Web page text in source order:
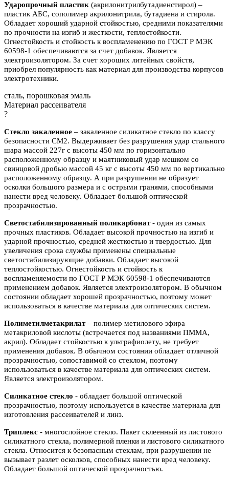
Ударопрочный пластик (акрилонитрилбутадиенстирол) –
пластик АБС, сополимер акрилонитрила, бутадиена и стирола.
Обладает хороший ударной стойкостью, средними показателями
по прочности на изгиб и жесткости, теплостойкости.
Огнестойкость и стойкость к воспламенению по ГОСТ Р МЭК
60598-1 обеспечиваются за счет добавок. Является
электроизолятором. За счет хороших литейных свойств,
приобрел популярность как материал для производства корпусов
электротехники.
сталь, порошковая эмаль
Материал рассеивателя
?
Стекло закаленное – закаленное силикатное стекло по классу
безопасности СМ2. Выдерживает без разрушения удар стального
шара массой 227г с высоты 450 мм по горизонтально
расположенному образцу и маятниковый удар мешком со
свинцовой дробью массой 45 кг с высоты 450 мм по вертикально
расположенному образцу. А при разрушении не образует
осколки большого размера и с острыми гранями, способными
нанести вред человеку. Обладает большой оптической
прозрачностью.
Светостабилизированный поликарбонат- один из самых
прочных пластиков. Обладает высокой прочностью на изгиб и
ударной прочностью, средней жесткостью и твердостью. Для
увеличения срока службы применены специальные
светостабилизирующие добавки. Обладает высокой
теплостойкостью. Огнестойкость и стойкость к
воспламеняемости по ГОСТ Р МЭК 60598-1 обеспечиваются
применением добавок. Является электроизолятором. В обычном
состоянии обладает хорошей прозрачностью, поэтому может
использоваться в качестве материала для оптических систем.
Полиметилметакрилат– полимер метилового эфира
метакриловой кислоты (встречается под названиями ПММА,
акрил). Обладает стойкостью к ультрафиолету, не требует
применения добавок. В обычном состоянии обладает отличной
прозрачностью, сопоставимой со стеклом, поэтому
использоваться в качестве материала для оптических систем.
Является электроизолятором.
Силикатное стекло - обладает большой оптической
прозрачностью, поэтому используется в качестве материала для
изготовления рассеивателей и линз.
Триплекс - многослойное стекло. Пакет склеенный из листового
силикатного стекла, полимерной пленки и листового силикатного
стекла. Относится к безопасным стеклам, при разрушении не
вызывает разлет осколков, способных нанести вред человеку.
Обладает большой оптической прозрачностью.